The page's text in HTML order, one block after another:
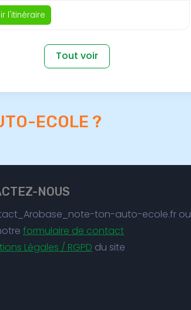
l'itinéraire
Tout voir
ECOLE ?
NOUS
ton-auto-ecole.fr ou
formulaire de contact
Légales / RGPD du site